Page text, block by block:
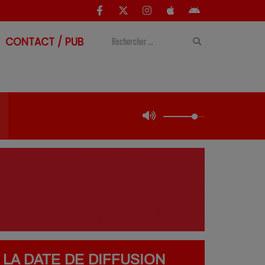
CONTACT / PUB
DATE DE DIFFUSION